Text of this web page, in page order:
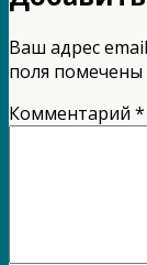
Ваш адрес
поля помечены
Комментарий *